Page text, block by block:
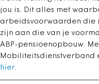
jou is. Dit alles met
arbeidsvoorwaarden die
zijn aan die van je
ABP-pensioenopbouw.
Mobiliteitsdienstverband
hier.